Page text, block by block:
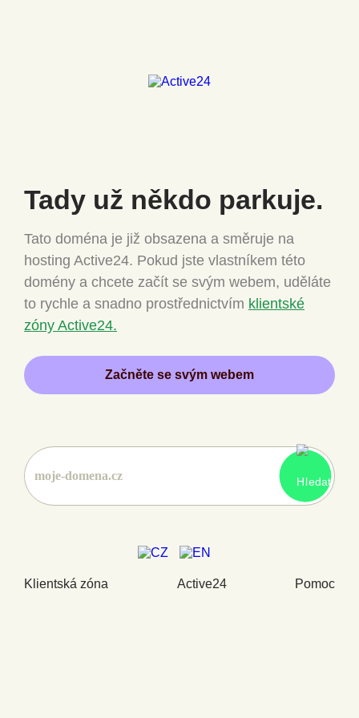
Tady už někdo parkuje.
Tato doména je již obsazena a směruje na
hosting Active24. Pokud jste vlastníkem této
domény a chcete začít se svým webem, uděláte
to rychle a snadno prostřednictvím klientské
zóny Active24.
Začněte se svým webem
Klientská zóna Active24 Pomoc